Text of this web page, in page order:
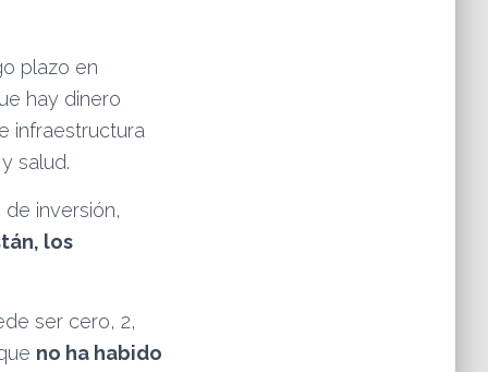
plazo en
hay dinero
infraestructura
salud.
inversión,
los
ser cero, 2,
no ha habido